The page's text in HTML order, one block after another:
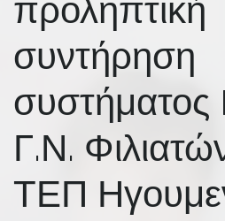
προληπτική
συντήρηση
συστήματος
Γ.Ν.
ΤΕΠ